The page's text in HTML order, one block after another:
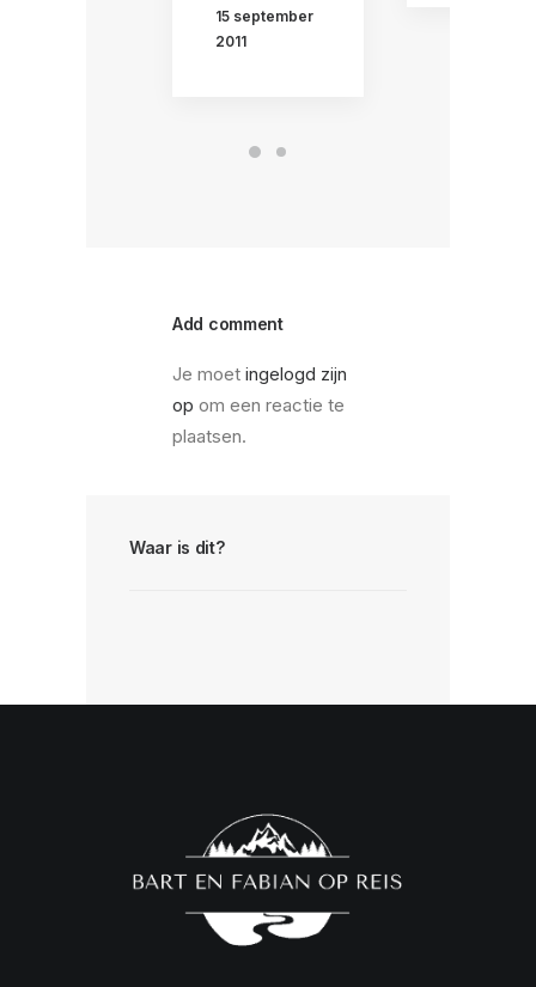
15 september
2011
Add comment
Je moet ingelogd zijn
op om een reactie te
plaatsen.
Waar is dit?